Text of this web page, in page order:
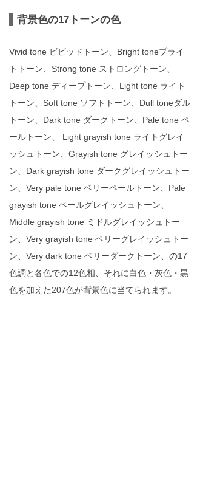
背景色の17トーンの色
Vivid tone ビビッドトーン、Bright toneブライ
トトーン、Strong tone ストロングトーン、
Deep tone ディープトーン、Light tone ライト
トーン、Soft tone ソフトトーン、Dull toneダル
トーン、Dark tone ダークトーン、Pale tone ペ
ールトーン、 Light grayish tone ライトグレイ
ッシュトーン、Grayish tone グレイッシュトー
ン、Dark grayish tone ダークグレイッシュトー
ン、Very pale tone ベリーペールトーン、Pale
grayish tone ペールグレイッシュトーン、
Middle grayish tone ミドルグレイッシュトー
ン、Very grayish tone ベリーグレイッシュトー
ン、Very dark tone ベリーダークトーン、の17
色調と各色での12色相、それに白色・灰色・黒
色を加えた207色が背景色に当てられます。